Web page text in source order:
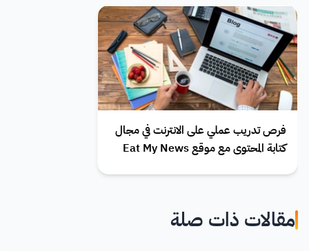
فرص تدريب عملي على الانترنت في مجال
كتابة المحتوى مع موقع Eat My News
مقالات ذات صلة